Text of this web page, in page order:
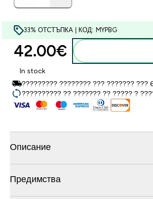
33% ОТСТЪПКА | КОД: MYPBG
42.00€‎
In stock
????????? ???????? ??? ??????? ???
?????????? ?? ??????? ?? ????? ?
Описание
Предимства